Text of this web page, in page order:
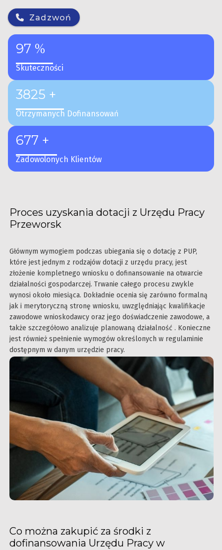
Zadzwoń
97 %
Skuteczności
3825 +
Otrzymanych Dofinansowań
677 +
Zadowolonych Klientów
Proces uzyskania dotacji z Urzędu Pracy
Przeworsk
Głównym wymogiem podczas ubiegania się o dotację z PUP,
które jest jednym z rodzajów dotacji z urzędu pracy, jest
złożenie kompletnego wniosku o dofinansowanie na otwarcie
działalności gospodarczej. Trwanie całego procesu zwykle
wynosi około miesiąca. Dokładnie ocenia się zarówno formalną
jak i merytoryczną stronę wniosku, uwzględniając kwalifikacje
zawodowe wnioskodawcy oraz jego doświadczenie zawodowe, a
także szczegółowo analizuje planowaną działalność . Konieczne
jest również spełnienie wymogów określonych w regulaminie
dostępnym w danym urzędzie pracy.
Co można zakupić za środki z
dofinansowania Urzędu Pracy w